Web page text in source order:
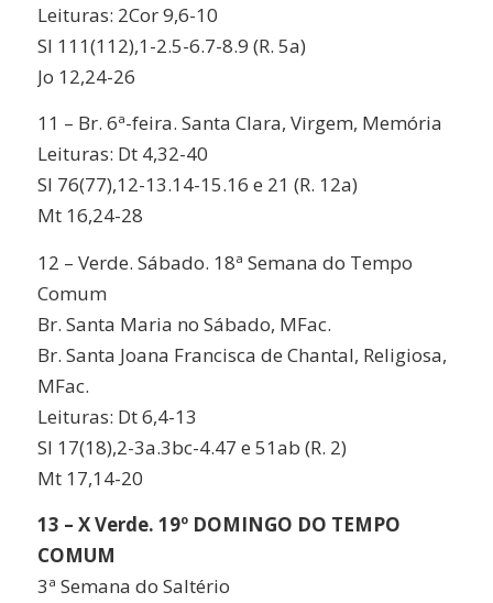
Leituras: 2Cor 9,6-10
Sl 111(112),1-2.5-6.7-8.9 (R. 5a)
Jo 12,24-26
11 – Br. 6ª-feira. Santa Clara, Virgem, Memória
Leituras: Dt 4,32-40
Sl 76(77),12-13.14-15.16 e 21 (R. 12a)
Mt 16,24-28
12 – Verde. Sábado. 18ª Semana do Tempo
Comum
Br. Santa Maria no Sábado, MFac.
Br. Santa Joana Francisca de Chantal, Religiosa,
MFac.
Leituras: Dt 6,4-13
Sl 17(18),2-3a.3bc-4.47 e 51ab (R. 2)
Mt 17,14-20
13 – X Verde. 19º DOMINGO DO TEMPO
COMUM
3ª Semana do Saltério